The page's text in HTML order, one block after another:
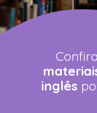
inglês